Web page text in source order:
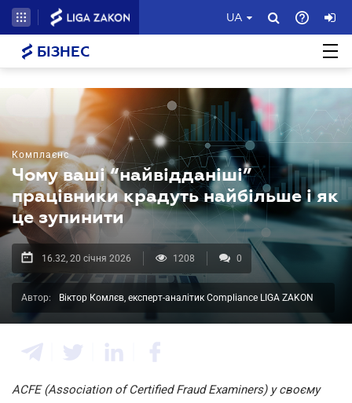
UA
БІЗНЕС
Комплаєнс
Чому ваші “найвідданіші”
працівники крадуть найбільше і як
це зупинити
16.32, 20 січня 2026 1208 0
Автор: Віктор Комлєв, експерт-аналітик Compliance LIGA ZAKON
ACFE (Association of Certified Fraud Examiners) у своєму